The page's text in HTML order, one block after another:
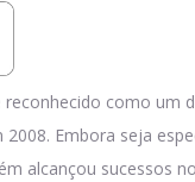
reconhecido como
Embora seja
alcançou sucessos